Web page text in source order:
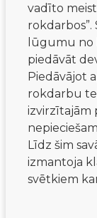
vadīto
rokdarbos”.
lūgumu no
piedāvāt
Piedāvājot
rokdarbu
izvirzītajām
Līdz šim
izmantoja
svētkiem